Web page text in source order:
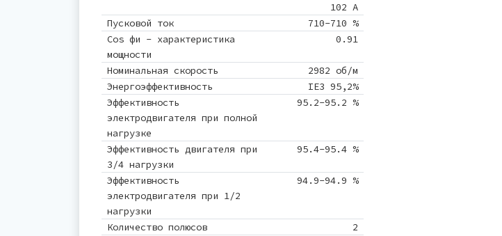
102 A
Пусковой ток
710-710 %
Cos фи - характеристика
мощности
0.91
Номинальная скорость
2982 об/м
Энергоэффективность
IE3 95,2%
Эффективность
электродвигателя при полной
нагрузке
95.2-95.2 %
Эффективность двигателя при
3/4 нагрузки
95.4-95.4 %
Эффективность
электродвигателя при 1/2
нагрузки
94.9-94.9 %
Количество полюсов
2